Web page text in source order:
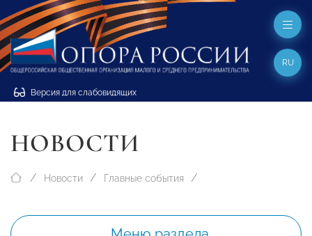
Версия для слабовидящих
RU
НОВОСТИ
Новости Главные события